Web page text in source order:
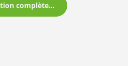
complète...